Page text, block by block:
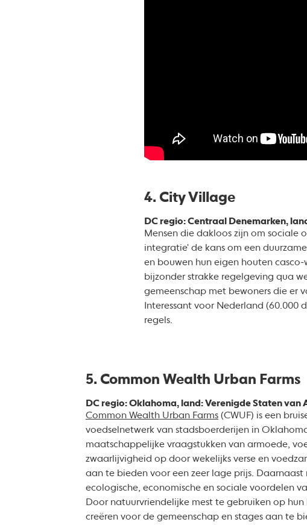
4. City Village
DC regio: Centraal Denemarken,
Mensen die dakloos zijn om sociale
integratie' de kans om een
en bouwen hun eigen houten casco-
bijzonder strakke regelgeving qua
gemeenschap met bewoners die er
Interessant voor Nederland (60.000
regels.
5. Common Wealth Urban Farms
DC regio: Oklahoma, land: Verenigde Staten van
Common Wealth Urban Farms(CWUF) is een
voedselnetwerk van stadsboerderijen in
maatschappelijke vraagstukken van armoede,
zwaarlijvigheid op door wekelijks verse en
aan te bieden voor een zeer lage prijs. Daarnaast
ecologische, economische en sociale voordelen
Door natuurvriendelijke mest te gebruiken op
creëren voor de gemeenschap en stages aan te